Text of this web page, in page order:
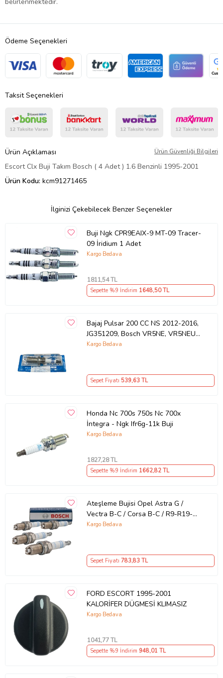
belirlenmektedir.
Ödeme Seçenekleri
Taksit Seçenekleri
Ürün Açıklaması Ürün Güvenliği Bilgileri
Escort Clx Buji Takım Bosch ( 4 Adet ) 1.6 Benzinli 1995-2001
Ürün Kodu: kcm91271465
İlginizi Çekebilecek Benzer Seçenekler
Buji Ngk CPR9EAIX-9 MT-09 Tracer-
09 İridium 1 Adet
Kargo Bedava
1811,54 TL
Sepette %9 İndirim 1648,50 TL
Bajaj Pulsar 200 CC NS 2012-2016,
JG351209, Bosch VR5NE, VR5NEU
Buji Spark M12
Kargo Bedava
Sepet Fiyatı 539,63 TL
Honda Nc 700s 750s Nc 700x
İntegra - Ngk Ifr6g-11k Buji
Kargo Bedava
1827,28 TL
Sepette %9 İndirim 1662,82 TL
Ateşleme Bujisi Opel Astra G /
Vectra B-C / Corsa B-C / R9-R19-
Megane-Clio-Palio-Marea-106-206
Kargo Bedava
Sepet Fiyatı 783,83 TL
FORD ESCORT 1995-2001
KALORİFER DÜGMESİ KLIMASIZ
Kargo Bedava
1041,77 TL
Sepette %9 İndirim 948,01 TL